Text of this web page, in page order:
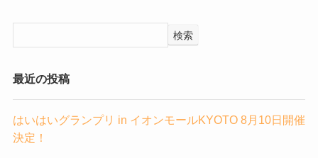
検索
最近の投稿
はいはいグランプリ in イオンモールKYOTO 8月10日開催
決定！